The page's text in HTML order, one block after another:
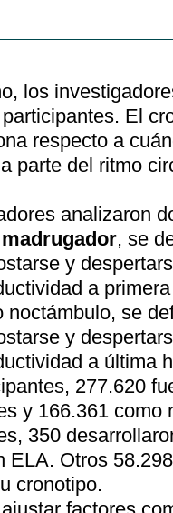
los
El
respecto a
parte del ritmo
analizaron
, se
y
a
noctámbulo, se
y
a última
277.620
y 166.361 como
350
ELA. Otros
cronotipo.